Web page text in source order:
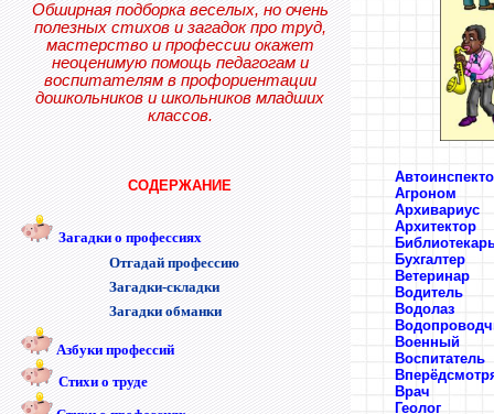
Обширная подборка веселых, но очень
полезных стихов и загадок про труд,
мастерство и профессии окажет
неоценимую помощь педагогам и
воспитателям в профориентации
дошкольников и школьников младших
классов.
СОДЕРЖАНИЕ
Загадки о профессиях
Отгадай профессию
Загадки-складки
Загадки обманки
Азбуки профессий
Стихи о труде
Агроном
Архивариус
Архитектор
Бухгалтер
Ветеринар
Водитель
Водолаз
Военный
Воспитатель
Врач
Геолог